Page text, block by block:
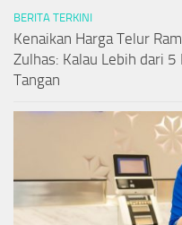
BERITA TERKINI
Kenaikan Harga Telur
Zulhas: Kalau Lebih dari
Tangan